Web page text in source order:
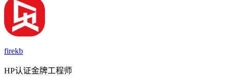
firekb
HP认证金牌工程师